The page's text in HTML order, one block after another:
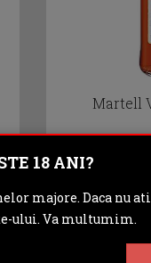
Martell
18 ANI?
majore. Daca nu
ului. Va multumim.